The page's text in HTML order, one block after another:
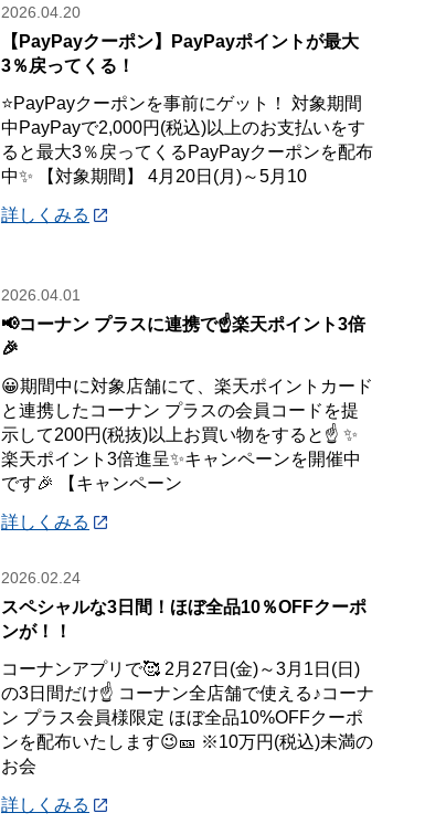
2026.04.20
【PayPayクーポン】PayPayポイントが最大
3％戻ってくる！
⭐PayPayクーポンを事前にゲット！ 対象期間
中PayPayで2,000円(税込)以上のお支払いをす
ると最大3％戻ってくるPayPayクーポンを配布
中✨ 【対象期間】 4月20日(月)～5月10
詳しくみる
2026.04.01
📢コーナン プラスに連携で☝️楽天ポイント3倍
🎉
😀期間中に対象店舗にて、楽天ポイントカード
と連携したコーナン プラスの会員コードを提
示して200円(税抜)以上お買い物をすると☝️ ✨
楽天ポイント3倍進呈✨キャンペーンを開催中
です🎉 【キャンペーン
詳しくみる
2026.02.24
スペシャルな3日間！ほぼ全品10％OFFクーポ
ンが！！
コーナンアプリで🥰 2月27日(金)～3月1日(日)
の3日間だけ☝️ コーナン全店舗で使える♪コーナ
ン プラス会員様限定 ほぼ全品10%OFFクーポ
ンを配布いたします😉🎫 ※10万円(税込)未満の
お会
詳しくみる